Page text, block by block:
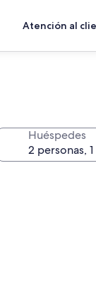
Atención al
Huéspedes